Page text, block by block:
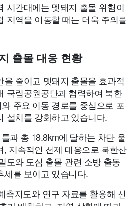
시간대에는 멧돼지 출몰 위험이
지역을 이동할 때는 더욱 주의를
출몰 대응 현황
을 줄이고 멧돼지 출몰을 효과적
국립공원공단과 협력하여 북한
주요 이동 경로를 중심으로 포
설치를 강화하고 있습니다.
과 총 18.8km에 달하는 차단 울
, 지속적인 선제 대응으로 북한산
도와 도심 출몰 관련 소방 출동
세를 보이고 있습니다.
측지도와 연구 자료를 활용해 신